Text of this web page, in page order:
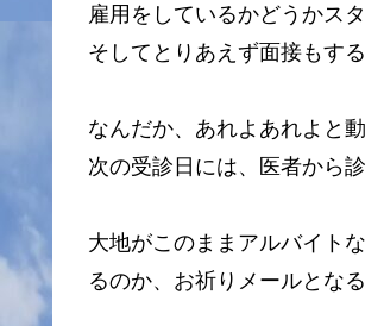
雇用をしているかどうかス
そしてとりあえず面接もする
なんだか、あれよあれよと
次の受診日には、医者から
大地がこのままアルバイト
るのか、お祈りメールとな